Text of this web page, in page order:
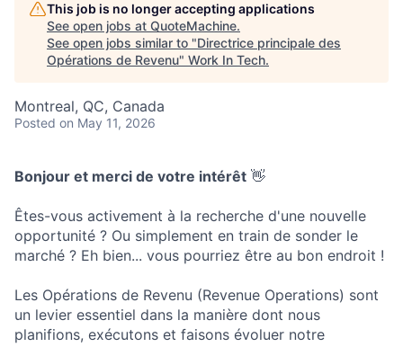
This job is no longer accepting applications
See open jobs at QuoteMachine.
See open jobs similar to "Directrice principale des
Opérations de Revenu" Work In Tech.
Montreal, QC, Canada
Posted on May 11, 2026
Bonjour et merci de votre intérêt 👋
Êtes-vous activement à la recherche d'une nouvelle
opportunité ? Ou simplement en train de sonder le
marché ? Eh bien... vous pourriez être au bon endroit !
Les Opérations de Revenu (Revenue Operations) sont
un levier essentiel dans la manière dont nous
planifions, exécutons et faisons évoluer notre